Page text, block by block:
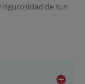
rigurosidad de sus